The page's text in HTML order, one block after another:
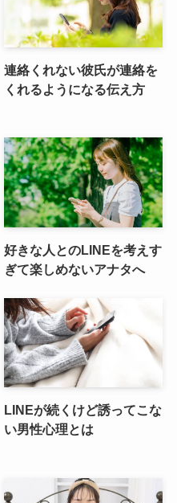
連絡くれない彼氏が連絡を
くれるようになる伝え方
好きな人とのLINEを考えす
ぎて楽しめないアナタへ
LINEが続くけど誘ってこな
い男性心理とは